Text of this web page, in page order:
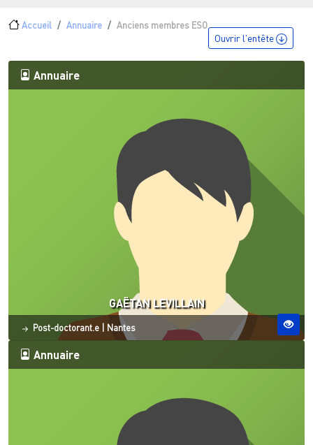
Fil d'Ariane
Accueil Annuaire Anciens membres ESO
Ouvrir l'entête
Annuaire
GAËTAN LEVILLAIN
Statut
Post-doctorant.e Site ESO
Nantes
Annuaire